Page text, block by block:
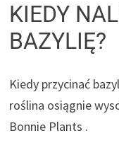
KIEDY
BAZYLIĘ?
Kiedy przycinać
roślina osiągnie
Bonnie Plants .